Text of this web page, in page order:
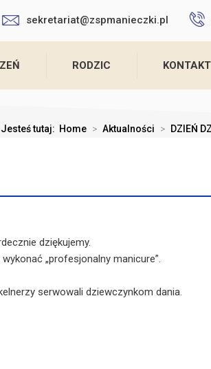
sekretariat@zspmanieczki.pl
RODZIC KONTAKT
Jesteś tutaj: Home > Aktualności > DZIEŃ
dziękujemy.
„profesjonalny manicure”.
serwowali dziewczynkom dania.